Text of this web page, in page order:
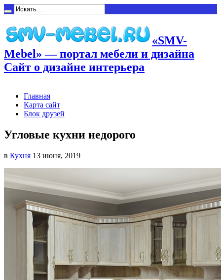
«SMV-
Mebel» — портал мебели и дизайна
Сайт о дизайне интерьера
Главная
Карта сайт
Блок друзей
Угловые кухни недорого
в Кухня 13 июня, 2019